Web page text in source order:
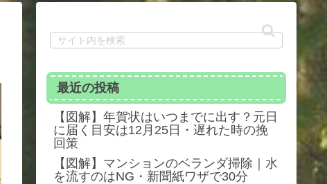
最近の投稿
【図解】年賀状はいつまでに出す？元日
に届く目安は12月25日・遅れた時の挽
回策
【図解】マンションのベランダ掃除｜水
を流すのはNG・新聞紙ワザで30分